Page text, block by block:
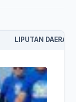
LIPUTAN DAERAH